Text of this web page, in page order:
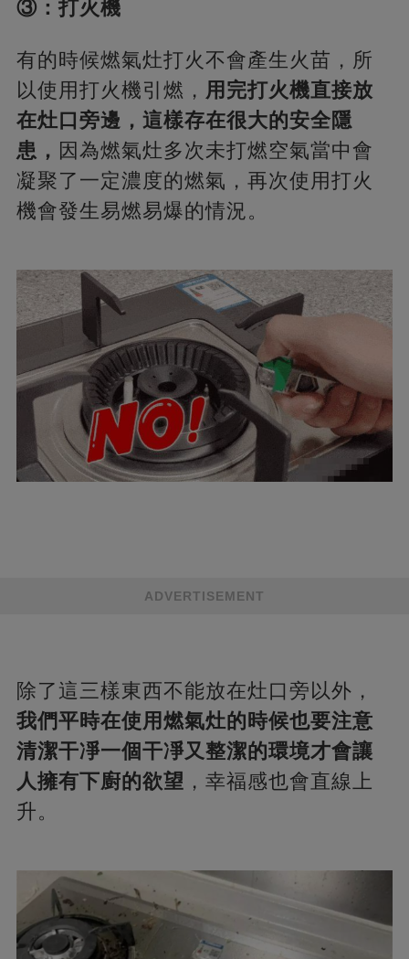
③：打火機
有的時候燃氣灶打火不會產生火苗，所
以使用打火機引燃， 用完打火機直接放
在灶口旁邊，這樣存在很大的安全隱
患， 因為燃氣灶多次未打燃空氣當中會
凝聚了一定濃度的燃氣，再次使用打火
機會發生易燃易爆的情況。
ADVERTISEMENT
除了這三樣東西不能放在灶口旁以外，
我們平時在使用燃氣灶的時候也要注意
清潔干凈一個干凈又整潔的環境才會讓
人擁有下廚的欲望 ，幸福感也會直線上
升。